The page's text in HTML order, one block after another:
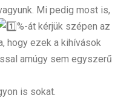
Mi pedig most is,
%-át kérjük szépen az
hogy ezek a kihívások
amúgy sem egyszerű
is sokat.